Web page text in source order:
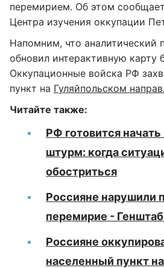
перемирием. Об этом
Центра изучения оккупации
Напомним, что аналитический
обновил интерактивную карту
Оккупационные войска РФ
пункт на Гуляйпольском
Читайте также:
РФ готовится
штурм: когда
обостриться
Россияне нарушили
перемирие -
Россияне
населенный пункт